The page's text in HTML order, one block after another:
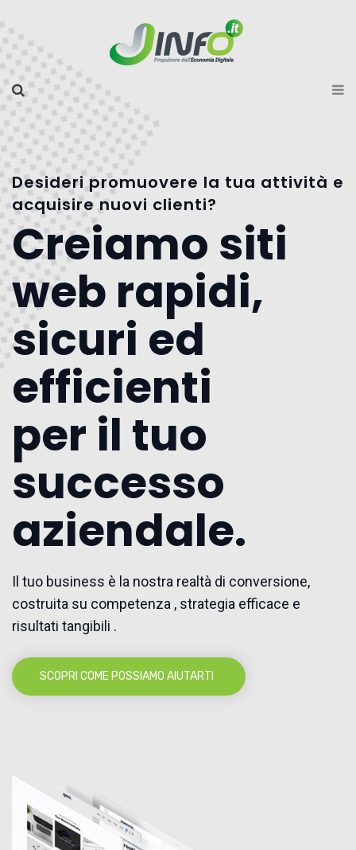
Desideri promuovere la tua attività e
acquisire nuovi clienti?
Creiamo siti
web rapidi,
sicuri ed
efficienti
per il tuo
successo
aziendale.
Il tuo business è la nostra realtà di conversione,
costruita su competenza , strategia efficace e
risultati tangibili .
SCOPRI COME POSSIAMO AIUTARTI